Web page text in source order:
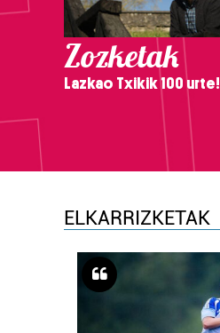
Zozketak
Lazkao Txikik 100 urte!
ELKARRIZKETAK